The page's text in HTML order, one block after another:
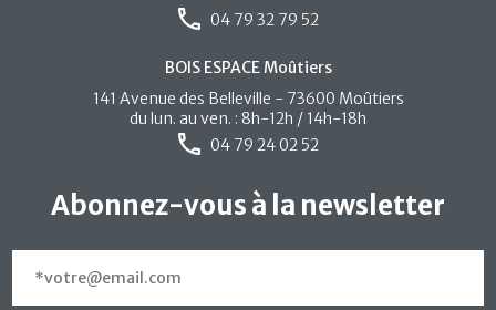
04 79 32 79 52
BOIS ESPACE Moûtiers
141 Avenue des Belleville - 73600 Moûtiers
du lun. au ven. : 8h-12h / 14h-18h
04 79 24 02 52
Abonnez-vous à la newsletter